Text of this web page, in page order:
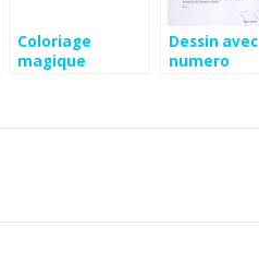
Coloriage
magique
Dessin avec
numero